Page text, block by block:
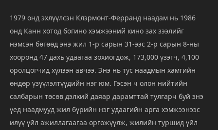
1979 онд эхлүүлсэн Клэрмонт-Ферранд наадам нь 1986
онд Канн хотод богино хэмжээний кино зах зээлийг
нэмсэн бөгөөд энэ жил 1-р сарын 31-ээс 2-р сарын 8-ны
хооронд 47 дахь удаагаа зохиогдож, 173,000 үзэгч, 4,100
оролцогчид хүлээн авчээ. Энэ нь тус наадмын хамгийн
өндөр үзүүлэлтүүдийн нэг юм. Гэсэн ч олон нийтийн
салбарын төсөв дэлхий даяар дарамттай тулгарч буй энэ
үед наадмууд жил бүрийн нэг удаагийн арга хэмжээнээс
илүү үйл ажиллагаагаа өргөжүүлж, жилийн туршид үйл